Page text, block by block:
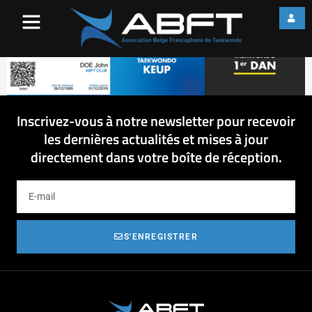
2019
Inscrivez-vous à notre newsletter pour recevoir
les dernières actualités et mises à jour
directement dans votre boîte de réception.
S'ENREGISTRER